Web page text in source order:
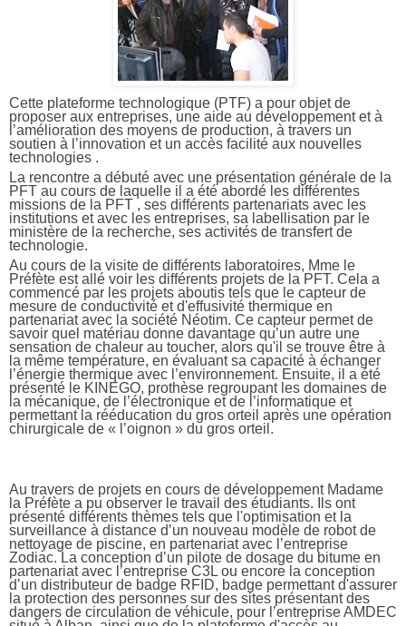
Cette plateforme technologique (PTF) a pour objet de
proposer aux entreprises, une aide au développement et à
l’amélioration des moyens de production, à travers un
soutien à l’innovation et un accès facilité aux nouvelles
technologies .
La rencontre a débuté avec une présentation générale de la
PFT au cours de laquelle il a été abordé les différentes
missions de la PFT , ses différents partenariats avec les
institutions et avec les entreprises, sa labellisation par le
ministère de la recherche, ses activités de transfert de
technologie.
Au cours de la visite de différents laboratoires, Mme le
Préfète est allé voir les différents projets de la PFT. Cela a
commencé par les projets aboutis tels que le capteur de
mesure de conductivité et d'effusivité thermique en
partenariat avec la société Néotim. Ce capteur permet de
savoir quel matériau donne davantage qu’un autre une
sensation de chaleur au toucher, alors qu'il se trouve être à
la même température, en évaluant sa capacité à échanger
l’énergie thermique avec l’environnement. Ensuite, il a été
présenté le KINEGO, prothèse regroupant les domaines de
la mécanique, de l’électronique et de l’informatique et
permettant la rééducation du gros orteil après une opération
chirurgicale de « l’oignon » du gros orteil.
Au travers de projets en cours de développement Madame
la Préfète a pu observer le travail des étudiants. Ils ont
présenté différents thèmes tels que l'optimisation et la
surveillance à distance d’un nouveau modèle de robot de
nettoyage de piscine, en partenariat avec l’entreprise
Zodiac. La conception d’un pilote de dosage du bitume en
partenariat avec l’entreprise C3L ou encore la conception
d’un distributeur de badge RFID, badge permettant d'assurer
la protection des personnes sur des sites présentant des
dangers de circulation de véhicule, pour l’entreprise AMDEC